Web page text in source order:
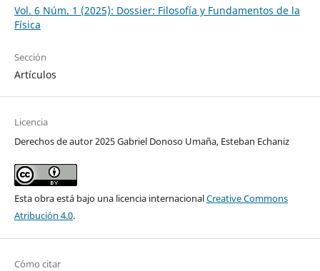
Vol. 6 Núm. 1 (2025): Dossier: Filosofía y Fundamentos de la
Física
Sección
Artículos
Licencia
Derechos de autor 2025 Gabriel Donoso Umaña, Esteban Echaniz
Esta obra está bajo una licencia internacionalCreative Commons
Atribución 4.0.
Cómo citar